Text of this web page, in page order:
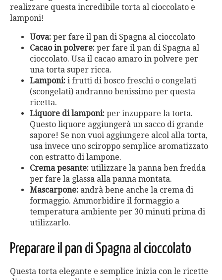
realizzare questa incredibile torta al cioccolato e
lamponi!
Uova: per fare il pan di Spagna al cioccolato
Cacao in polvere: per fare il pan di Spagna al
cioccolato. Usa il cacao amaro in polvere per
una torta super ricca.
Lamponi: i frutti di bosco freschi o congelati
(scongelati) andranno benissimo per questa
ricetta.
Liquore di lamponi: per inzuppare la torta.
Questo liquore aggiungerà un sacco di grande
sapore! Se non vuoi aggiungere alcol alla torta,
usa invece uno sciroppo semplice aromatizzato
con estratto di lampone.
Crema pesante: utilizzare la panna ben fredda
per fare la glassa alla panna montata.
Mascarpone: andrà bene anche la crema di
formaggio. Ammorbidire il formaggio a
temperatura ambiente per 30 minuti prima di
utilizzarlo.
Preparare il pan di Spagna al cioccolato
Questa torta elegante e semplice inizia con le ricette